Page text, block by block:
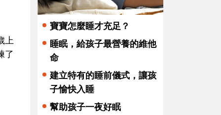
上
了
寶寶怎麼睡才充足？
睡眠，給孩子最營養的維他
命
建立特有的睡前儀式，讓孩
子愉快入睡
幫助孩子一夜好眠